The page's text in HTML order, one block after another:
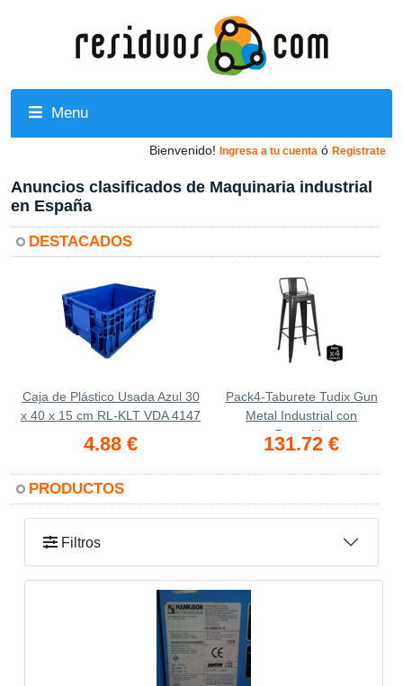
Menu
Bienvenido! Ingresa a tu cuenta ó Registrate
Anuncios clasificados de Maquinaria industrial
en España
DESTACADOS
Caja de Plástico Usada Azul 30
x 40 x 15 cm RL-KLT VDA 4147
4.88 €
Pack4-Taburete Tudix Gun
Metal Industrial con
Respaldo
131.72 €
PRODUCTOS
Filtros